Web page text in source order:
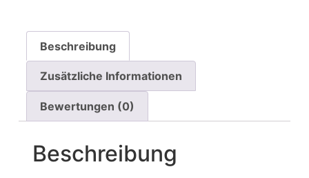
Beschreibung
Zusätzliche Informationen
Bewertungen (0)
Beschreibung